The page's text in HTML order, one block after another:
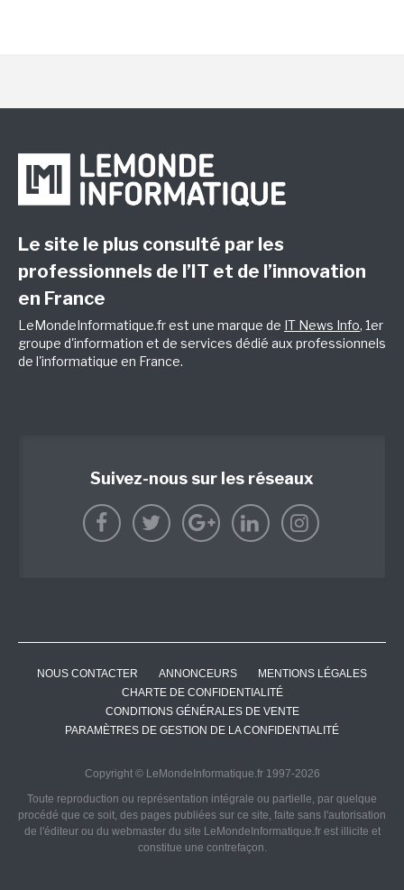
Le site le plus consulté par les
professionnels de l’IT et de l’innovation
en France
LeMondeInformatique.fr est une marque de IT News Info, 1er
groupe d'information et de services dédié aux professionnels
de l'informatique en France.
Suivez-nous sur les réseaux
NOUS CONTACTER ANNONCEURS
MENTIONS LÉGALES
CHARTE DE CONFIDENTIALITÉ
CONDITIONS GÉNÉRALES DE VENTE
PARAMÈTRES DE GESTION DE LA CONFIDENTIALITÉ
Copyright © LeMondeInformatique.fr 1997-2026
Toute reproduction ou représentation intégrale ou partielle, par quelque
procédé que ce soit, des pages publiées sur ce site, faite sans l'autorisation
de l'éditeur ou du webmaster du site LeMondeInformatique.fr est illicite et
constitue une contrefaçon.